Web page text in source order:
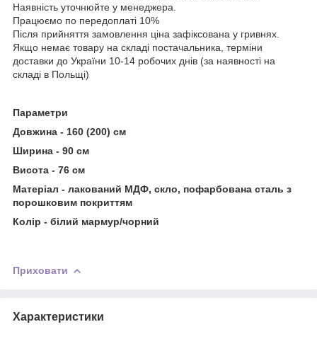
Наявність уточнюйте у менеджера.
Працюємо по передоплаті 10%
Після прийняття замовлення ціна зафіксована у гривнях.
Якщо немає товару на складі постачальника, терміни
доставки до України 10-14 робочих днів (за наявності на
складі в Польщі)
Параметри
Довжина - 160 (200) см
Ширина - 90 см
Висота - 76 см
Матеріал - лакований МДФ, скло, пофарбована сталь з
порошковим покриттям
Колір - білий мармур/чорний
Приховати
Характеристики